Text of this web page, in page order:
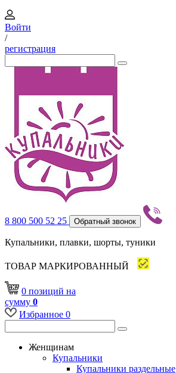
Войти
/
регистрация
8 800 500 52 25 Обратный звонок
Купальники, плавки, шорты, туники
ТОВАР МАРКИРОВАННЫЙ
0 позиций на
сумму 0
Избранное 0
Женщинам
Купальники
Купальники раздельные